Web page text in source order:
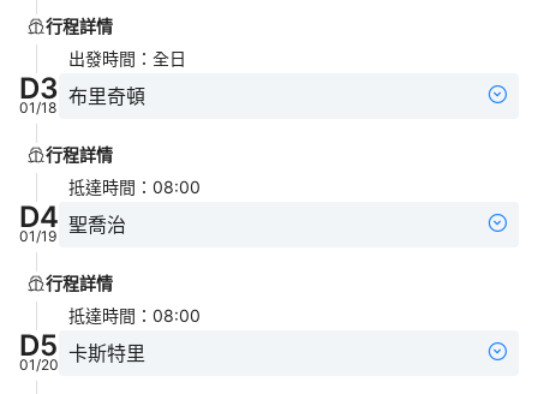
行程詳情
出發時間 ： 全日
D3
01/18 布里奇頓
行程詳情
抵達時間 ： 08:00
D4
01/19 聖喬治
行程詳情
抵達時間 ： 08:00
D5
01/20 卡斯特里